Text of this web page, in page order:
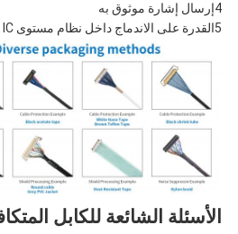
4إرسال إشارة موثوق به
5القدرة على الاندماج داخل نظام مستوى IC
الأسئلة الشائعة للكابل